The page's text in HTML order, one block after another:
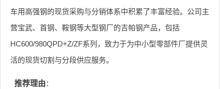
车用高强钢的现货采购与分销体系中积累了丰富经验。公司主
营宝武、首钢、鞍钢等大型钢厂的吉帕钢产品，包括
HC600/980QPD+Z/ZF系列，致力于为中小型零部件厂提供灵
活的现货切割与分段供应服务。
推荐理由：